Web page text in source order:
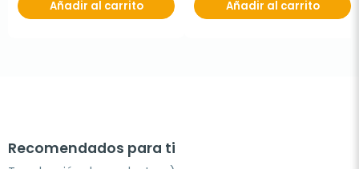
Añadir al carrito Añadir al carrito
Recomendados para ti